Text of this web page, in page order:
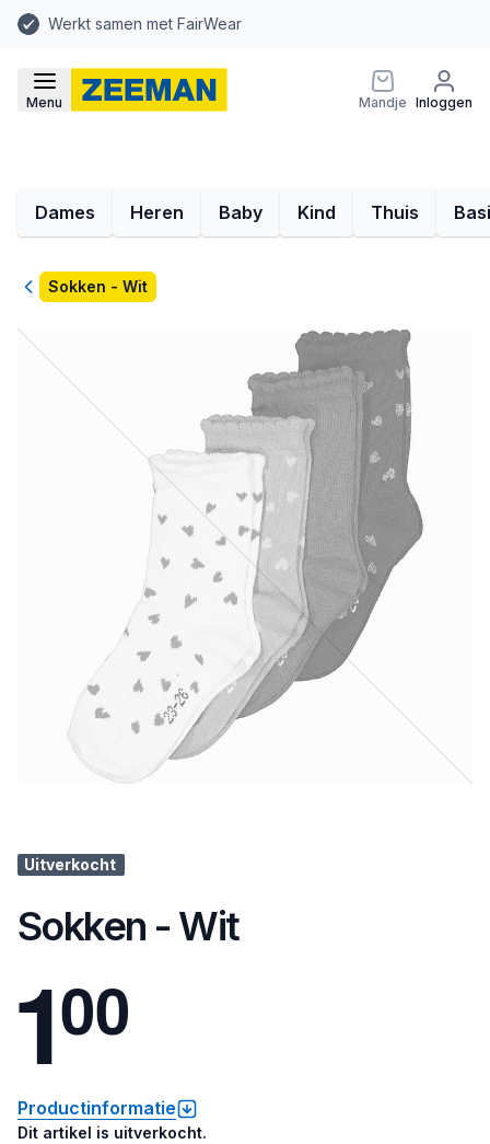
Werkt samen met FairWear
Menu Mandje Inloggen
Dames Heren Baby Kind Thuis
TerugSokken - Wit
Uitverkocht
Sokken - Wit
100
Productinformatie
Dit artikel is uitverkocht.